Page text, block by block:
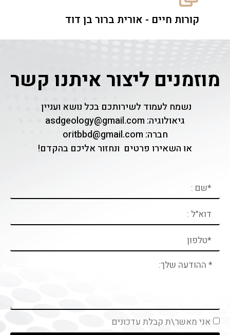
קורות חיים - אורית ברור בן דוד
מוזמנים ליצור איתנו קשר
נשמח לעמוד לשירותכם בכל נושא ועניין
גיאולוגיה: asdgeology@gmail.com
חברה: oritbbd@gmail.com
או השאירו פרטים ונחזור אליכם בהקדם!
אני מאשר\ת קבלת עדכונים